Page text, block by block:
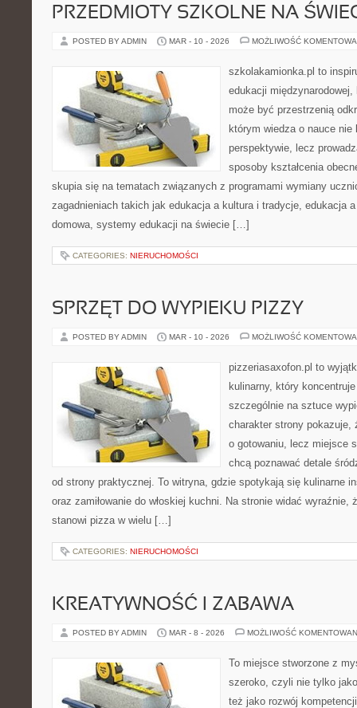
PRZEDMIOTY SZKOLNE NA
POSTED BY ADMIN MAR - 10 - 2026 MOŻLIWOŚĆ
szkolakamionka.pl to
edukacji
może być przestrzenią
którym wiedza o nauce
perspektywie, lecz
sposoby kształcenia
skupia się na tematach związanych z programami wymiany
zagadnieniach takich jak edukacja a kultura i tradycje, edukacja
domowa, systemy edukacji na świecie […]
CATEGORIES: NIERUCHOMOŚCI
SPRZĘT DO WYPIEKU PIZZY
POSTED BY ADMIN MAR - 10 - 2026 MOŻLIWOŚĆ
pizzeriasaxofon.pl to
kulinarny, który
szczególnie na sztuce
charakter strony pokazuje,
o gotowaniu, lecz miejsce
chcą poznawać detale
od strony praktycznej. To witryna, gdzie spotykają się kulinarne
oraz zamiłowanie do włoskiej kuchni. Na stronie widać wyraźnie,
stanowi pizza w wielu […]
CATEGORIES: NIERUCHOMOŚCI
KREATYWNOŚĆ I ZABAWA
POSTED BY ADMIN MAR - 8 - 2026 MOŻLIWOŚĆ
To miejsce stworzone z
szeroko, czyli nie tylko
też jako rozwój